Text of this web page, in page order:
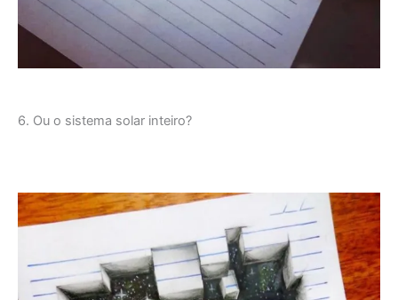
6. Ou o sistema solar inteiro?